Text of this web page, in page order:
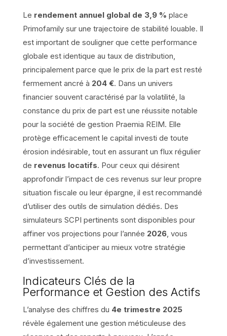
Le rendement annuel global de 3,9 % place
Primofamily sur une trajectoire de stabilité louable. Il
est important de souligner que cette performance
globale est identique au taux de distribution,
principalement parce que le prix de la part est resté
fermement ancré à 204 €. Dans un univers
financier souvent caractérisé par la volatilité, la
constance du prix de part est une réussite notable
pour la société de gestion Praemia REIM. Elle
protège efficacement le capital investi de toute
érosion indésirable, tout en assurant un flux régulier
de revenus locatifs. Pour ceux qui désirent
approfondir l’impact de ces revenus sur leur propre
situation fiscale ou leur épargne, il est recommandé
d’utiliser des outils de simulation dédiés. Des
simulateurs SCPI pertinents sont disponibles pour
affiner vos projections pour l’année 2026, vous
permettant d’anticiper au mieux votre stratégie
d’investissement.
Indicateurs Clés de la
Performance et Gestion des Actifs
L’analyse des chiffres du 4e trimestre 2025
révèle également une gestion méticuleuse des